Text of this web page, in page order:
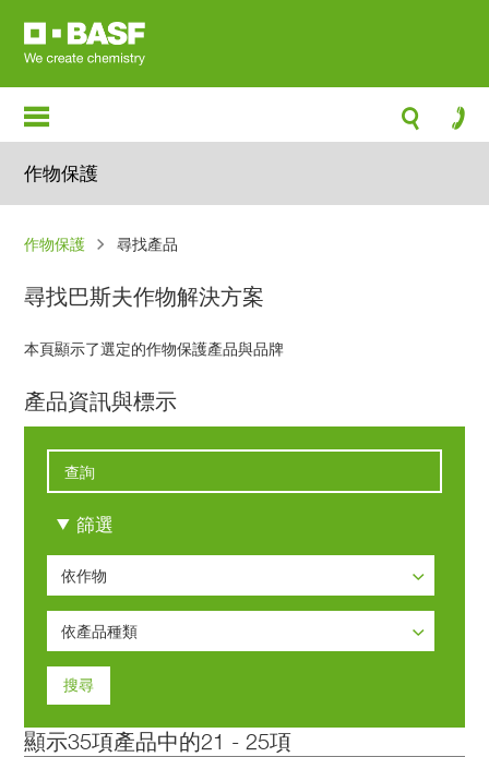
作物保護
導
連
作物保護 尋找產品
尋找巴斯夫作物解決方案
本頁顯示了選定的作物保護產品與品牌
產品資訊與標示
篩選
依作物
依作物
十字花科葉菜類
印度棗
柑桔
依產品種類
依產品種類
日燒解決方案
殺菌劑
顯示35項產品中的21 - 25項